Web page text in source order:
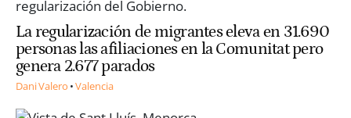
La regularización de migrantes eleva en 31.690
personas las afiliaciones en la Comunitat pero
genera 2.677 parados
Dani Valero Valencia